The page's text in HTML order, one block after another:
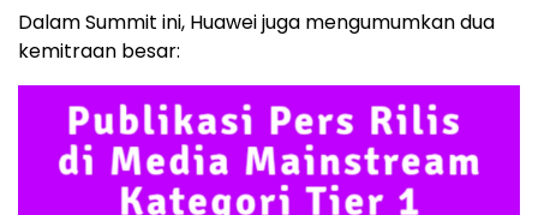
Dalam Summit ini, Huawei juga mengumumkan dua
kemitraan besar: